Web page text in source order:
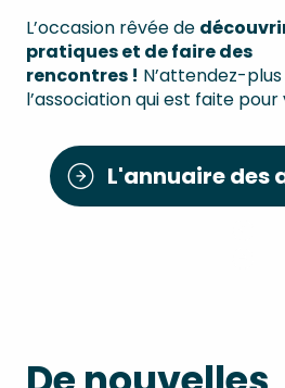
L’occasion rêvée de
pratiques et de faire des
rencontres ! N’attendez-
l’association qui est faite pour
L'annuaire des